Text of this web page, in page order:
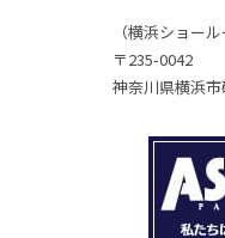
（横浜ショール
〒235-0042
神奈川県横浜